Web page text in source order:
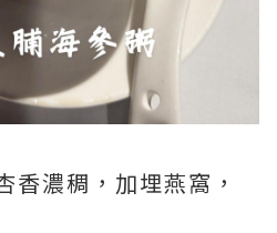
香濃稠，加埋燕窩，